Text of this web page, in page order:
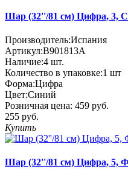
Шар (32''/81 см) Цифра, 3,
Производитель:Испания
Артикул:B901813A
Наличие:4 шт.
Количество в упаковке:1 шт
Форма:Цифра
Цвет:Синий
Розничная цена: 459 руб.
255 руб.
Купить
Шар (32''/81 см) Цифра, 5,